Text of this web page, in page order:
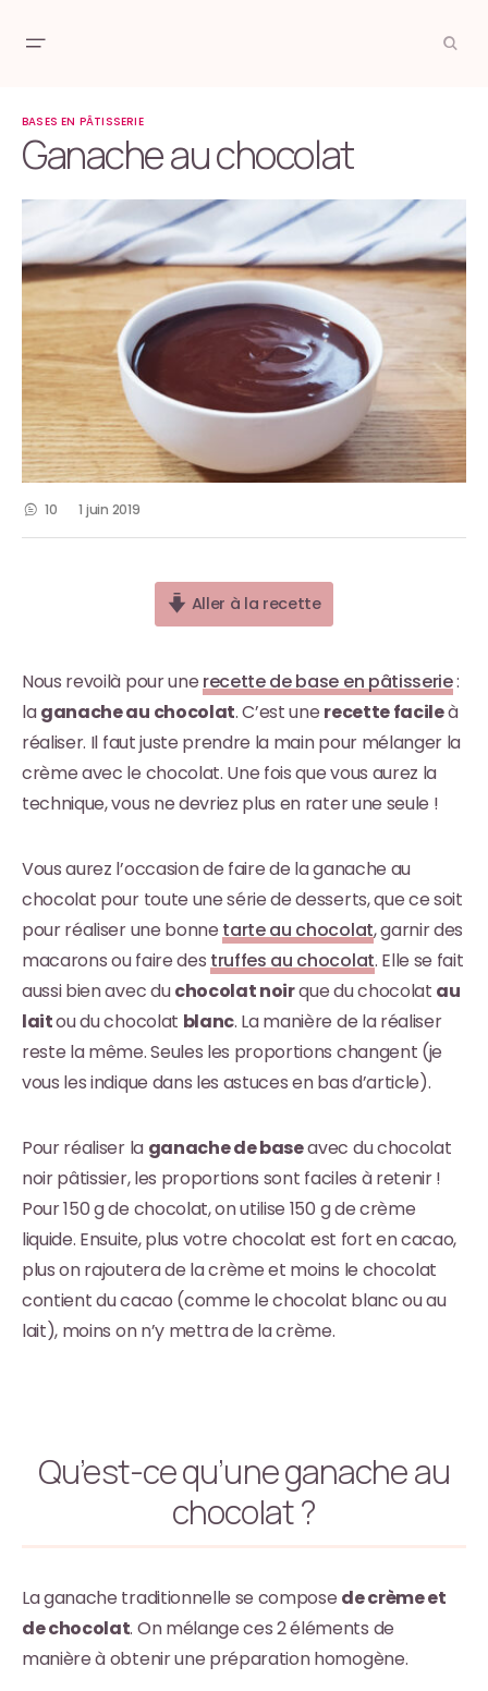
BASES EN PÂTISSERIE
Ganache au chocolat
10 1 juin 2019
Aller à la recette
Nous revoilà pour une recette de base en pâtisserie:
laganache au chocolat. C’est une recette facileà
réaliser. Il faut juste prendre la main pour mélanger la
crème avec le chocolat. Une fois que vous aurez la
technique, vous ne devriez plus en rater une seule !
Vous aurez l’occasion de faire de la ganache au
chocolat pour toute une série de desserts, que ce soit
pour réaliser une bonne tarte au chocolat, garnir des
macarons ou faire des truffes au chocolat. Elle se fait
aussi bien avec duchocolat noirque du chocolat au
laitou du chocolat blanc. La manière de la réaliser
reste la même. Seules les proportions changent (je
vous les indique dans les astuces en bas d’article).
Pour réaliser la ganache de baseavec du chocolat
noir pâtissier, les proportions sont faciles à retenir !
Pour 150 g de chocolat, on utilise 150 g de crème
liquide. Ensuite, plus votre chocolat est fort en cacao,
plus on rajoutera de la crème et moins le chocolat
contient du cacao (comme le chocolat blanc ou au
lait), moins on n’y mettra de la crème.
Qu’est-ce qu’une ganache au
chocolat ?
La ganache traditionnelle se compose de crème et
de chocolat. On mélange ces 2 éléments de
manière à obtenir une préparation homogène.